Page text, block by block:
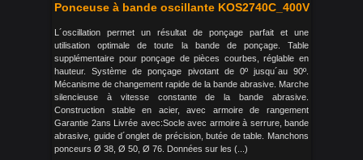
Ponceuse à bande oscillante KOS2740C_400V
L´oscillation permet un résultat de ponçage parfait et une
utilisation optimale de toute la bande de ponçage. Table
supplémentaire pour ponçage de pièces courbes, réglable en
hauteur. Système de ponçage pivotant de 0º jusqu´au 90º.
Mécanisme de changement rapide de la bande abrasive. Marche
silencieuse à vitesse constante de la bande abrasive.
Construction stable en acier, avec armoire de rangement
Garantie 2ans Livrée avec:Socle avec armoire à serrure, bande
abrasive, guide d´onglet de précision, butée de table. Manchons
ponceurs Ø 38, Ø 50, Ø 76. Données sur les (...)